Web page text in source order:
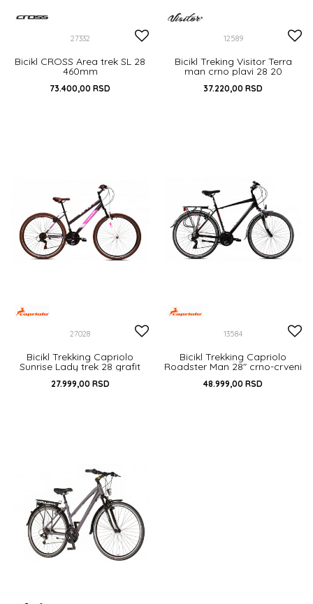
27332
Bicikl CROSS Area trek SL 28
460mm
73.400,00 RSD
12589
Bicikl Treking Visitor Terra
man crno plavi 28 20
37.220,00 RSD
27028
Bicikl Trekking Capriolo
Sunrise Lady trek 28 grafit
27.999,00 RSD
13584
Bicikl Trekking Capriolo
Roadster Man 28" crno-crveni
48.999,00 RSD